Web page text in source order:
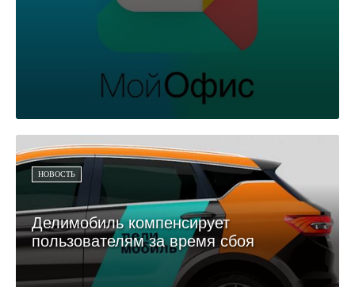
НОВОСТЬ
Делимобиль компенсирует
пользователям за время сбоя